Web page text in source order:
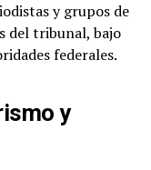
y grupos de
del tribunal, bajo
federales.
y